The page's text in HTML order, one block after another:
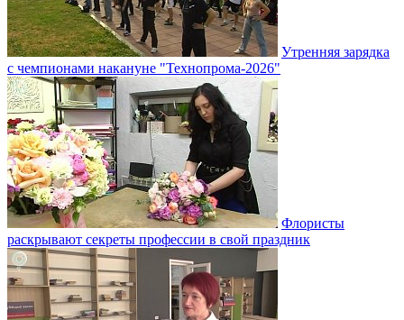
Утренняя зарядка
с чемпионами накануне "Технопрома-2026"
Флористы
раскрывают секреты профессии в свой праздник